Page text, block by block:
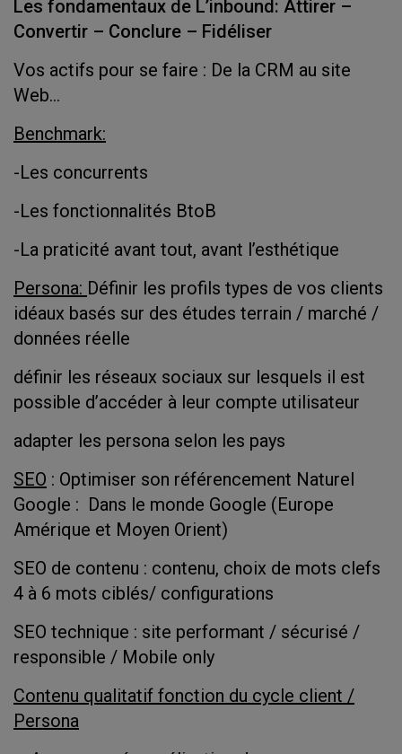
Les fondamentaux de L’inbound: Attirer –
Convertir – Conclure – Fidéliser
Vos actifs pour se faire : De la CRM au site
Web…
Benchmark:
-Les concurrents
-Les fonctionnalités BtoB
-La praticité avant tout, avant l’esthétique
Persona: Définir les profils types de vos clients
idéaux basés sur des études terrain / marché /
données réelle
définir les réseaux sociaux sur lesquels il est
possible d’accéder à leur compte utilisateur
adapter les persona selon les pays
SEO : Optimiser son référencement Naturel
Google : Dans le monde Google (Europe
Amérique et Moyen Orient)
SEO de contenu : contenu, choix de mots clefs
4 à 6 mots ciblés/ configurations
SEO technique : site performant / sécurisé /
responsible / Mobile only
Contenu qualitatif fonction du cycle client /
Persona